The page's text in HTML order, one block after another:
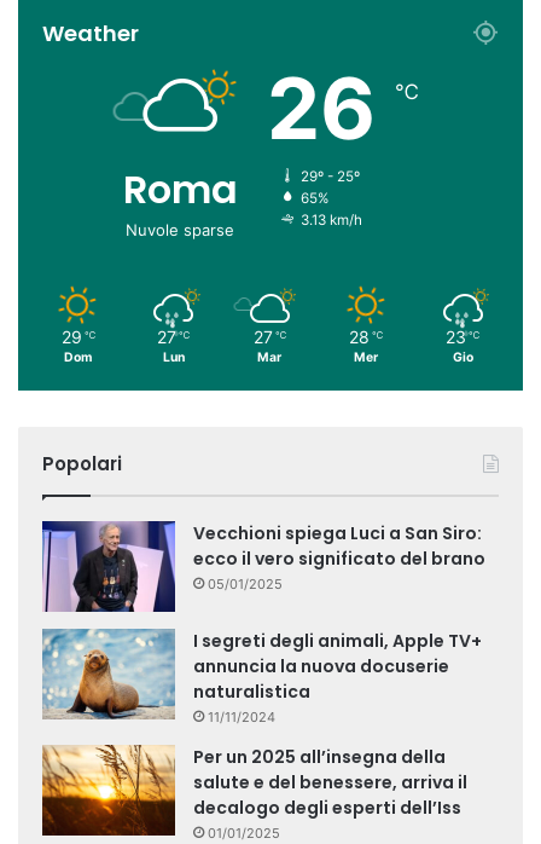
Weather
Roma
Nuvole sparse
26 ℃
29º - 25º
65%
3.13 km/h
29 ℃
Dom
27 ℃
Lun
27 ℃
Mar
28 ℃
Mer
23 ℃
Gio
Popolari
Vecchioni spiega Luci a San Siro:
ecco il vero significato del brano
05/01/2025
I segreti degli animali, Apple TV+
annuncia la nuova docuserie
naturalistica
11/11/2024
Per un 2025 all’insegna della
salute e del benessere, arriva il
decalogo degli esperti dell’Iss
01/01/2025